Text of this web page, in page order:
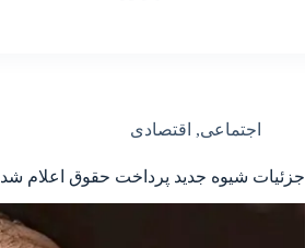
اجتماعی, اقتصادی
جزئیات شیوه جدید پرداخت حقوق اعلام شد